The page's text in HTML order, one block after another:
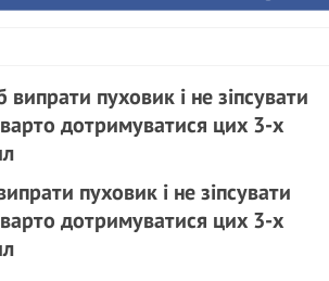
пуховик і не зіпсувати
дотримуватися цих 3-х